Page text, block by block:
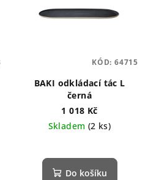
BAKI odkládací tác L
černá
1 018 Kč
Skladem (2 ks)
Do košíku
KÓD: 64715